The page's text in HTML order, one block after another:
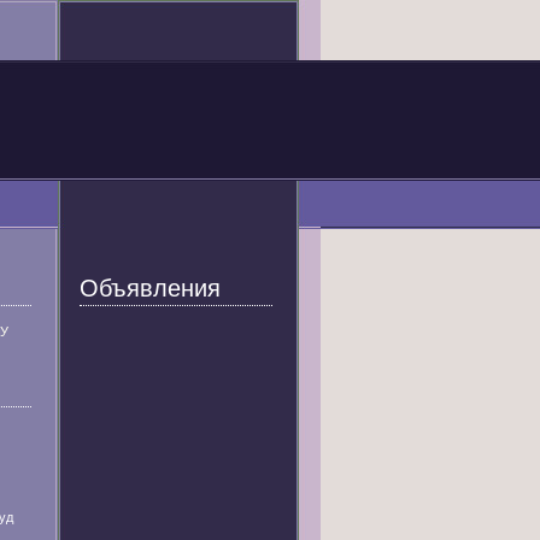
Объявления